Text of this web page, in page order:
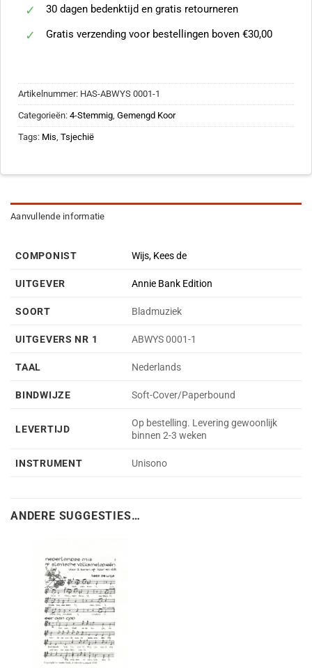
30 dagen bedenktijd en gratis retourneren
Gratis verzending voor bestellingen boven €30,00
Artikelnummer: HAS-ABWYS 0001-1
Categorieën: 4-Stemmig Gemengd Koor
Tags: Mis Tsjechië
Aanvullende informatie
COMPONIST Wijs, Kees de
UITGEVER Annie Bank Edition
SOORT Bladmuziek
UITGEVERS NR 1 ABWYS 0001-1
TAAL Nederlands
BINDWIJZE Soft-Cover/Paperbound
LEVERTIJD
Op bestelling. Levering gewoonlijk
binnen 2-3 weken
INSTRUMENT Unisono
ANDERE SUGGESTIES…